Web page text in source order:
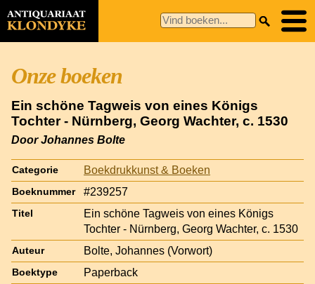
Onze boeken
Ein schöne Tagweis von eines Königs
Tochter - Nürnberg, Georg Wachter, c. 1530
Door Johannes Bolte
Categorie Boekdrukkunst & Boeken
Boeknummer #239257
Titel
Ein schöne Tagweis von eines Königs
Tochter - Nürnberg, Georg Wachter, c. 1530
Auteur Bolte, Johannes (Vorwort)
Boektype Paperback